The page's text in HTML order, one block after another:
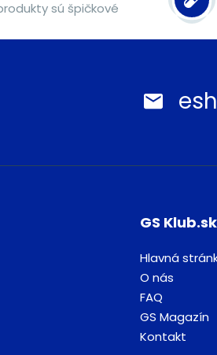
sú špičkové
GS Klub.sk
Hlavná
O nás
FAQ
GS Magazín
Kontakt